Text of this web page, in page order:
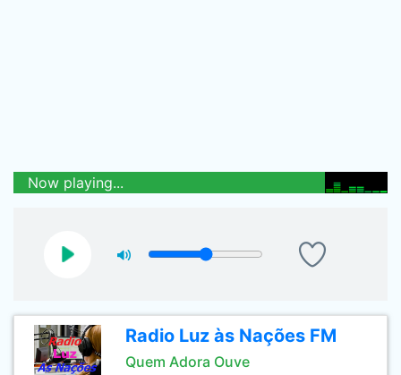
Now playing...
Radio Luz às Nações FM
Quem Adora Ouve